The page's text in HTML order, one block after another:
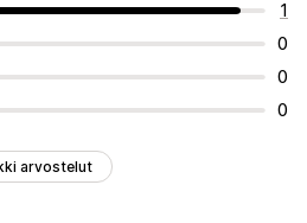
1
0
0
0
arvostelut